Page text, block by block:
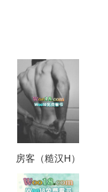
房客（糙汉H）